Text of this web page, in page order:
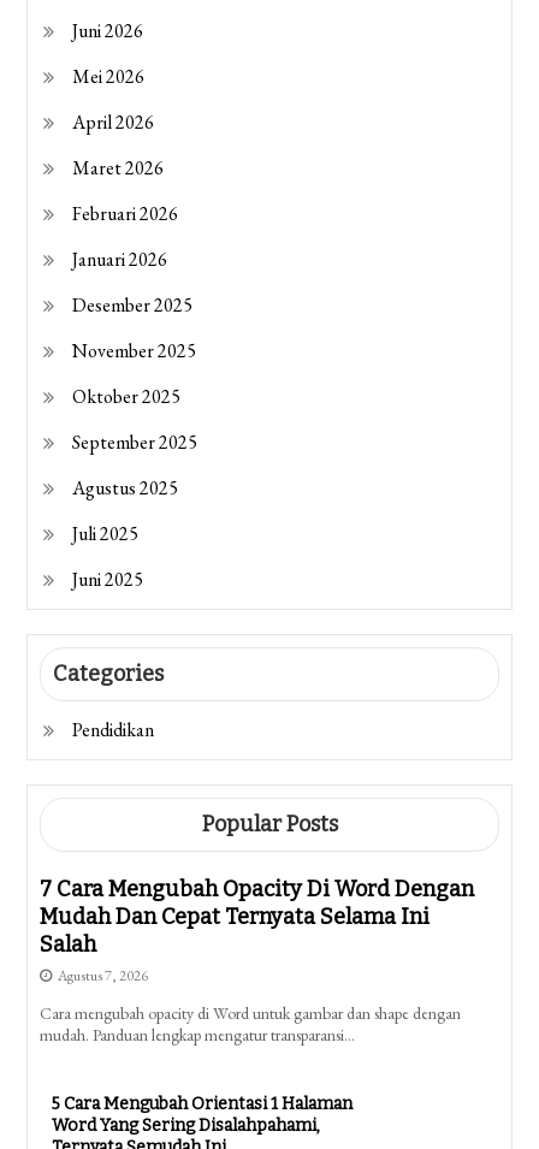
Juni 2026
Mei 2026
April 2026
Maret 2026
Februari 2026
Januari 2026
Desember 2025
November 2025
Oktober 2025
September 2025
Agustus 2025
Juli 2025
Juni 2025
Categories
Pendidikan
Popular Posts
7 Cara Mengubah Opacity Di Word Dengan
Mudah Dan Cepat Ternyata Selama Ini
Salah
Agustus 7, 2026
Cara mengubah opacity di Word untuk gambar dan shape dengan
mudah. Panduan lengkap mengatur transparansi…
5 Cara Mengubah Orientasi 1 Halaman
Word Yang Sering Disalahpahami,